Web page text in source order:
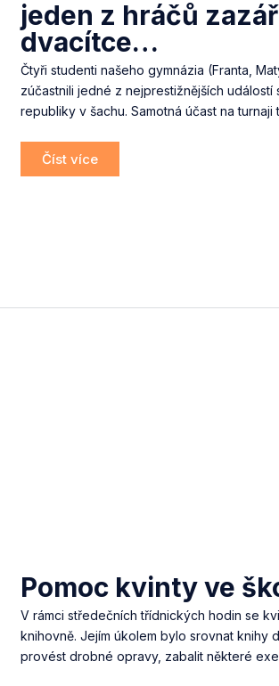
jeden z hráčů
dvacítce…
Čtyři studenti našeho gymnázia (Franta,
zúčastnili jedné z nejprestižnějších
republiky v šachu. Samotná účast na
Číst více
Pomoc kvinty ve
V rámci středečních třídnických hodin se
knihovně. Jejím úkolem bylo srovnat knihy
provést drobné opravy, zabalit některé